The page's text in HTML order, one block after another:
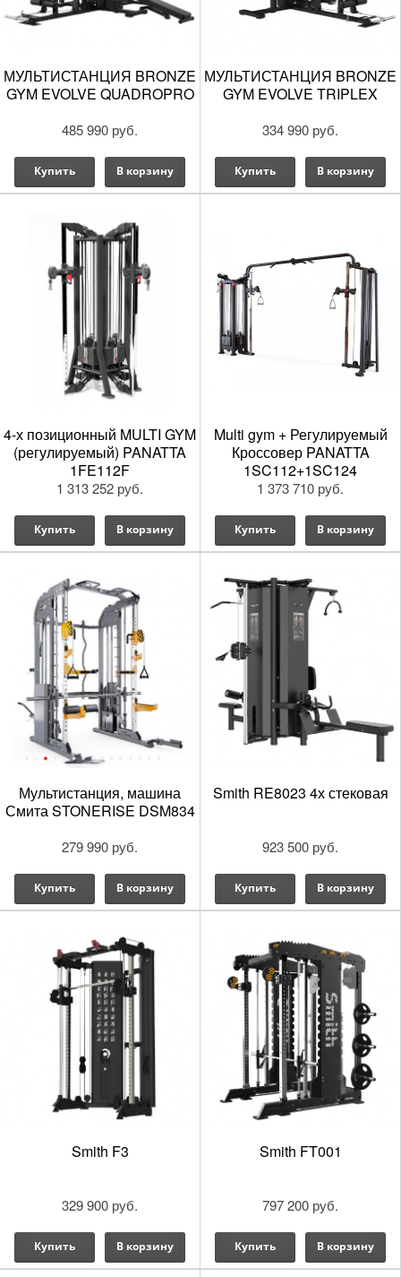
МУЛЬТИСТАНЦИЯ BRONZE
GYM EVOLVE QUADROPRO
485 990 руб.
Купить В корзину
МУЛЬТИСТАНЦИЯ BRONZE
GYM EVOLVE TRIPLEX
334 990 руб.
Купить В корзину
4-х позиционный MULTI GYM
(регулируемый) PANATTA
1FE112F
1 313 252 руб.
Купить В корзину
Multi gym + Регулируемый
Кроссовер PANATTA
1SC112+1SC124
1 373 710 руб.
Купить В корзину
Мультистанция, машина
Смита STONERISE DSM834
279 990 руб.
Купить В корзину
Smith RE8023 4х стековая
923 500 руб.
Купить В корзину
Smith F3
329 900 руб.
Купить В корзину
Smith FT001
797 200 руб.
Купить В корзину